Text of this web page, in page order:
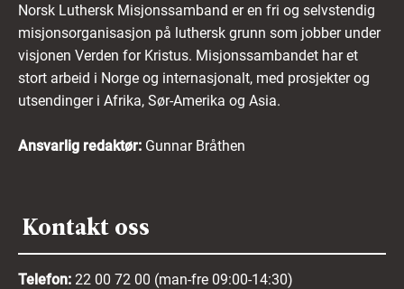
Vi beholder dine personopplysninger til
rekrutteringsprosessen er avsluttet, for deretter å
slette all informasjon om deg om ikke annet er
avtalt med et nytt samtykke.
Du kan be om innsyn i de personopplysninger
eller sletter informasjon om deg. Du har når som
kontakte oss på e-post
søknaden og slette personopplysningene som er
forbundet med søknaden fra
rekrutteringssystemet.
Norsk Luthersk Misjonssamband er en fri og selvstendig
misjonsorganisasjon på luthersk grunn som jobber under
visjonen Verden for Kristus. Misjonssambandet har et
stort arbeid i Norge og internasjonalt, med prosjekter og
utsendinger i Afrika, Sør-Amerika og Asia.
Ansvarlig redaktør: Gunnar Bråthen
Kontakt oss
Telefon: 22 00 72 00 (man-fre 09:00-14:30)